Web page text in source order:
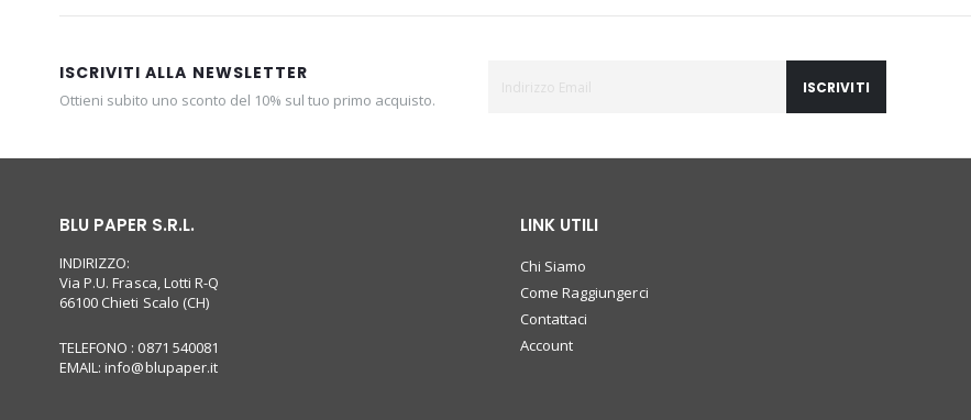
ISCRIVITI ALLA NEWSLETTER
Ottieni subito uno sconto del 10% sul tuo primo acquisto.
ISCRIVITI
BLU PAPER S.R.L.
INDIRIZZO:
Via P.U. Frasca, Lotti R-Q
66100 Chieti Scalo (CH)
TELEFONO : 0871 540081
EMAIL:info@blupaper.it
LINK UTILI
Chi Siamo
Come Raggiungerci
Contattaci
Account